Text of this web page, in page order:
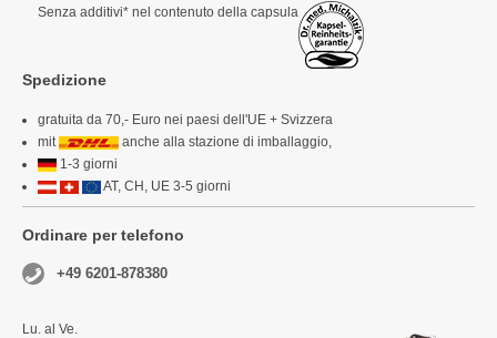
Senza additivi* nel contenuto della capsula
Spedizione
gratuita da 70,- Euro nei paesi dell'UE + Svizzera
mit
anche alla stazione di imballaggio,
1-3 giorni
AT, CH, UE 3-5 giorni
Ordinare per telefono
+49 6201-878380
Lu. al Ve.